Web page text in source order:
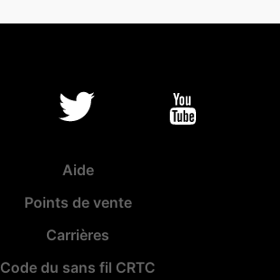
Aide
Points de vente
Carrières
Code du sans fil CRTC